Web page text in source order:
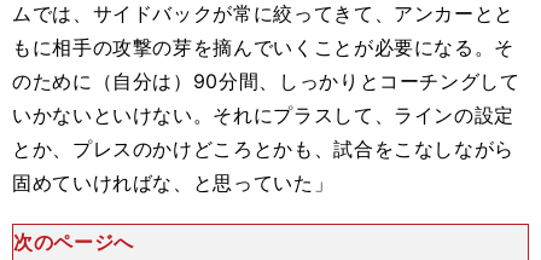
ムでは、サイドバックが常に絞ってきて、アンカーとと
もに相手の攻撃の芽を摘んでいくことが必要になる。そ
のために（自分は）90分間、しっかりとコーチングして
いかないといけない。それにプラスして、ラインの設定
とか、プレスのかけどころとかも、試合をこなしながら
固めていければな、と思っていた」
次のページへ